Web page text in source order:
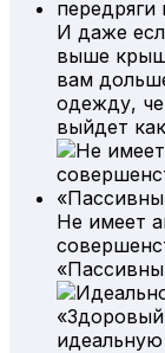
И даже
выше
вам
одежду,
выйдет
Не имеет